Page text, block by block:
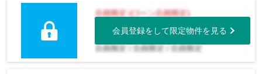
会員登録をして限定物件を見る